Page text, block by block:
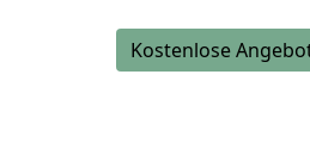
Kostenlose